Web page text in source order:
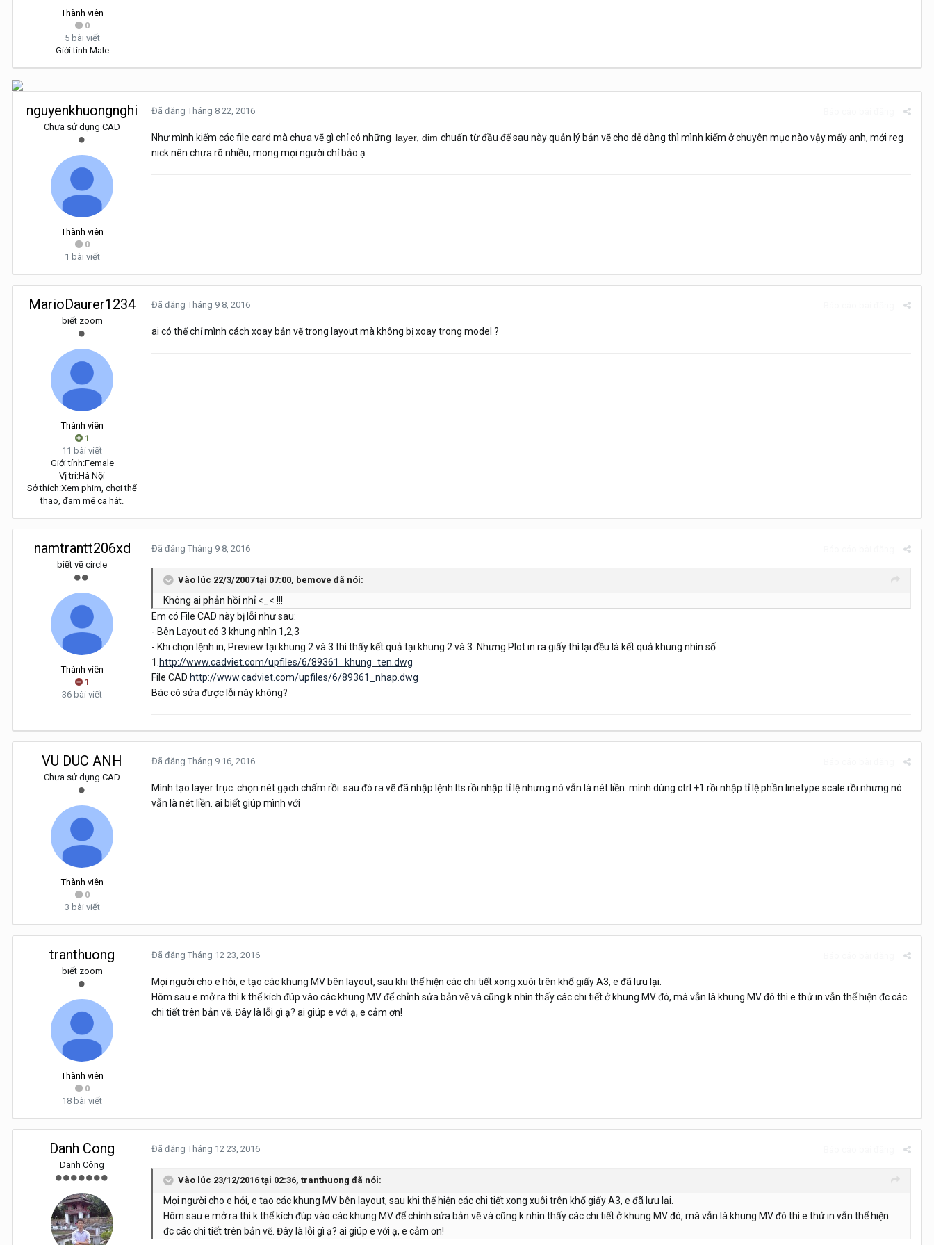
Thành viên
0
5 bài viết
Giới tính:Male
nguyenkhuongnghi
Chưa sử dụng CAD
Thành viên
0
1 bài viết
Đã đăng Tháng 8 22, 2016
Như mình kiếm các file card mà chưa vẽ gì chỉ có những layer, dim chuẩn từ đầu để sau này quản lý bản vẽ cho dễ dàng thì mình kiếm ở chuyên mục nào vậy mấy anh, mới reg
nick nên chưa rõ nhiều, mong mọi người chỉ bảo ạ
MarioDaurer1234
biết zoom
Thành viên
1
11 bài viết
Giới tính:Female
Vị trí:Hà Nội
Sở thích:Xem phim, chơi thể
thao, đam mê ca hát.
Đã đăng Tháng 9 8, 2016
ai có thể chỉ mình cách xoay bản vẽ trong layout mà không bị xoay trong model ?
namtrantt206xd
biết vẽ circle
Thành viên
1
36 bài viết
Đã đăng Tháng 9 8, 2016
Vào lúc 22/3/2007 tại 07:00, bemove đã nói:
Không ai phản hồi nhỉ <_< !!!
Em có File CAD này bị lỗi như sau:
- Bên Layout có 3 khung nhìn 1,2,3
- Khi chọn lệnh in, Preview tại khung 2 và 3 thì thấy kết quả tại khung 2 và 3. Nhưng Plot in ra giấy thì lại đều là kết quả khung nhìn số
1. http://www.cadviet.com/upfiles/6/89361_khung_ten.dwg
File CAD http://www.cadviet.com/upfiles/6/89361_nhap.dwg
Bác có sửa được lỗi này không?
VU DUC ANH
Chưa sử dụng CAD
Thành viên
0
3 bài viết
Đã đăng Tháng 9 16, 2016
Mình tạo layer trục. chọn nét gạch chấm rồi. sau đó ra vẽ đã nhập lệnh lts rồi nhập tỉ lệ nhưng nó vẫn là nét liền. mình dùng ctrl +1 rồi nhập tỉ lệ phần linetype scale rồi nhưng nó
vẫn là nét liền. ai biết giúp mình với
tranthuong
biết zoom
Thành viên
0
18 bài viết
Đã đăng Tháng 12 23, 2016
Mọi người cho e hỏi, e tạo các khung MV bên layout, sau khi thể hiện các chi tiết xong xuôi trên khổ giấy A3, e đã lưu lại.
Hôm sau e mở ra thì k thể kích đúp vào các khung MV để chỉnh sửa bản vẽ và cũng k nhìn thấy các chi tiết ở khung MV đó, mà vẫn là khung MV đó thì e thử in vẫn thể hiện đc các
chi tiết trên bản vẽ. Đây là lỗi gì ạ? ai giúp e với ạ, e cảm ơn!
Danh Cong
Danh Công
Đã đăng Tháng 12 23, 2016
Vào lúc 23/12/2016 tại 02:36, tranthuong đã nói:
Mọi người cho e hỏi, e tạo các khung MV bên layout, sau khi thể hiện các chi tiết xong xuôi trên khổ giấy A3, e đã lưu lại.
Hôm sau e mở ra thì k thể kích đúp vào các khung MV để chỉnh sửa bản vẽ và cũng k nhìn thấy các chi tiết ở khung MV đó, mà vẫn là khung MV đó thì e thử in vẫn thể hiện
đc các chi tiết trên bản vẽ. Đây là lỗi gì ạ? ai giúp e với ạ, e cảm ơn!